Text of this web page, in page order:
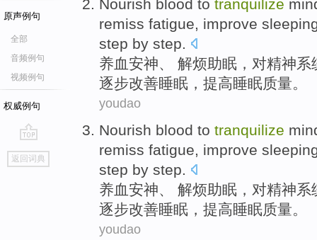
原声例句
全部
音频例句
视频例句
权威例句
go
top
返回词典
Nourish blood to tranquilize
remiss fatigue, improve
step by step.
养血安神、 解烦助眠，对精神系
逐步改善睡眠 ， 提高睡眠质量。
youdao
Nourish blood to tranquilize
remiss fatigue improve
step by step.
养血安神 、 解烦助眠，对精神系
逐步改善睡眠 ， 提高睡眠质量 。
youdao